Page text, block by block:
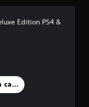
Edition PS4 &